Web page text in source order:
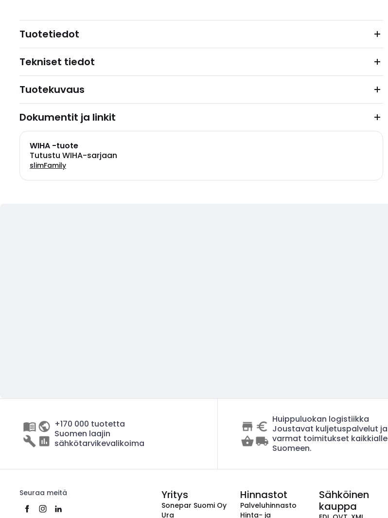
Tuotetiedot
Tekniset tiedot
Tuotekuvaus
Dokumentit ja linkit
WIHA -tuote
Tutustu WIHA-sarjaan
slimFamily
+170 000 tuotetta
Suomen laajin
sähkötarvikevalikoima
Huippuluokan logistiikka
Joustavat kuljetuspalvelut ja
varmat toimitukset kaikkialle
Suomeen.
Seuraa meitä Yritys
Sonepar Suomi Oy
Ura
Hinnastot
Palveluhinnasto
Hinta- ja
Sähköinen
kauppa